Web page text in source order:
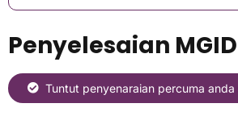
Penyelesaian MGID
Tuntut penyenaraian percuma anda